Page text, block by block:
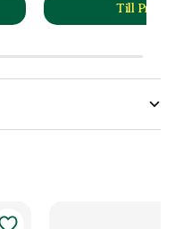
Till
ungefärliga